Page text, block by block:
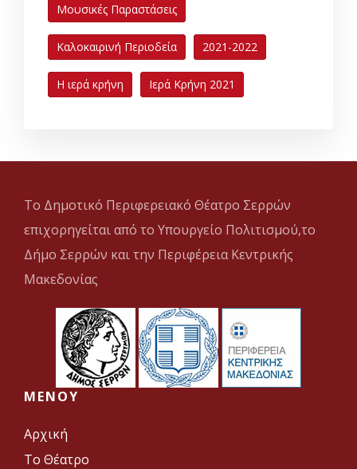
Μουσικές Παραστάσεις
Καλοκαιρινή Περιοδεία 2021-2022
Η ιερά κρήνη Ιερά Κρήνη 2021
Το Δημοτικό Περιφερειακό Θέατρο Σερρών
επιχορηγείται από το Υπουργείο Πολιτισμού,το
Δήμο Σερρών και την Περιφέρεια Κεντρικής
Μακεδονίας
MENOY
Αρχική
Το Θέατρο